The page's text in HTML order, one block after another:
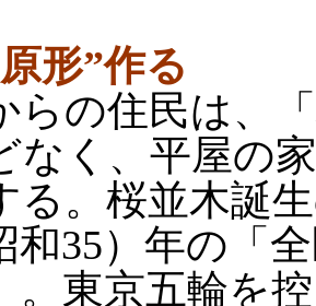
形”作る
の住民は、
なく、平屋の
る。桜並木誕
和35）年の「
。東京五輪を